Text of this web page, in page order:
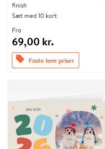
finish
Sæt med 10 kort
Fra
69,00 kr.
offers Faste lave priser